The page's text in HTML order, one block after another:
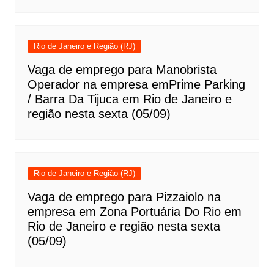
Rio de Janeiro e Região (RJ)
Vaga de emprego para Manobrista
Operador na empresa emPrime Parking
/ Barra Da Tijuca em Rio de Janeiro e
região nesta sexta (05/09)
Rio de Janeiro e Região (RJ)
Vaga de emprego para Pizzaiolo na
empresa em Zona Portuária Do Rio em
Rio de Janeiro e região nesta sexta
(05/09)